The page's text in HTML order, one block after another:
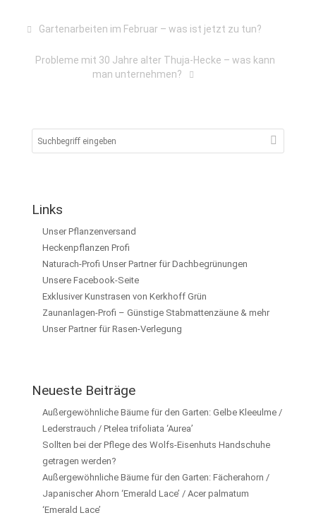
Gartenarbeiten im Februar – was ist jetzt zu tun?
Probleme mit 30 Jahre alter Thuja-Hecke – was kann
man unternehmen?
Links
Unser Pflanzenversand
Heckenpflanzen Profi
Naturach-Profi Unser Partner für Dachbegrünungen
Unsere Facebook-Seite
Exklusiver Kunstrasen von Kerkhoff Grün
Zaunanlagen-Profi – Günstige Stabmattenzäune & mehr
Unser Partner für Rasen-Verlegung
Neueste Beiträge
Außergewöhnliche Bäume für den Garten: Gelbe Kleeulme /
Lederstrauch / Ptelea trifoliata ‘Aurea’
Sollten bei der Pflege des Wolfs-Eisenhuts Handschuhe
getragen werden?
Außergewöhnliche Bäume für den Garten: Fächerahorn /
Japanischer Ahorn ‘Emerald Lace’ / Acer palmatum
‘Emerald Lace’